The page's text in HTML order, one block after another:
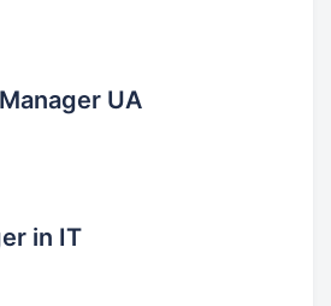
UA
in IT